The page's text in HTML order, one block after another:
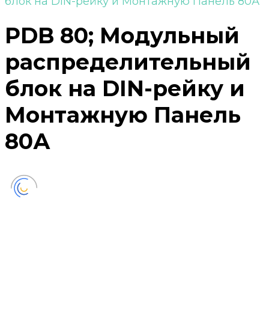
PDB 80; Модульный
распределительный
блок на DIN-рейку и
Монтажную Панель
80А